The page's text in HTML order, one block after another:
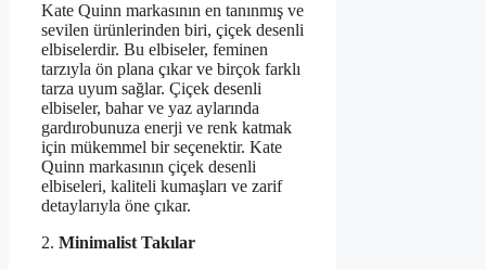
Kate Quinn markasının en tanınmış ve
sevilen ürünlerinden biri, çiçek desenli
elbiselerdir. Bu elbiseler, feminen
tarzıyla ön plana çıkar ve birçok farklı
tarza uyum sağlar. Çiçek desenli
elbiseler, bahar ve yaz aylarında
gardırobunuza enerji ve renk katmak
için mükemmel bir seçenektir. Kate
Quinn markasının çiçek desenli
elbiseleri, kaliteli kumaşları ve zarif
detaylarıyla öne çıkar.
2. Minimalist Takılar